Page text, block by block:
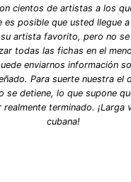
cientos de artistas a los
es posible que usted llegue
artista favorito, pero no
todas las fichas en el
enviarnos información
Para suerte nuestra el
se detiene, lo que supone
realmente terminado. ¡Larga
cubana!